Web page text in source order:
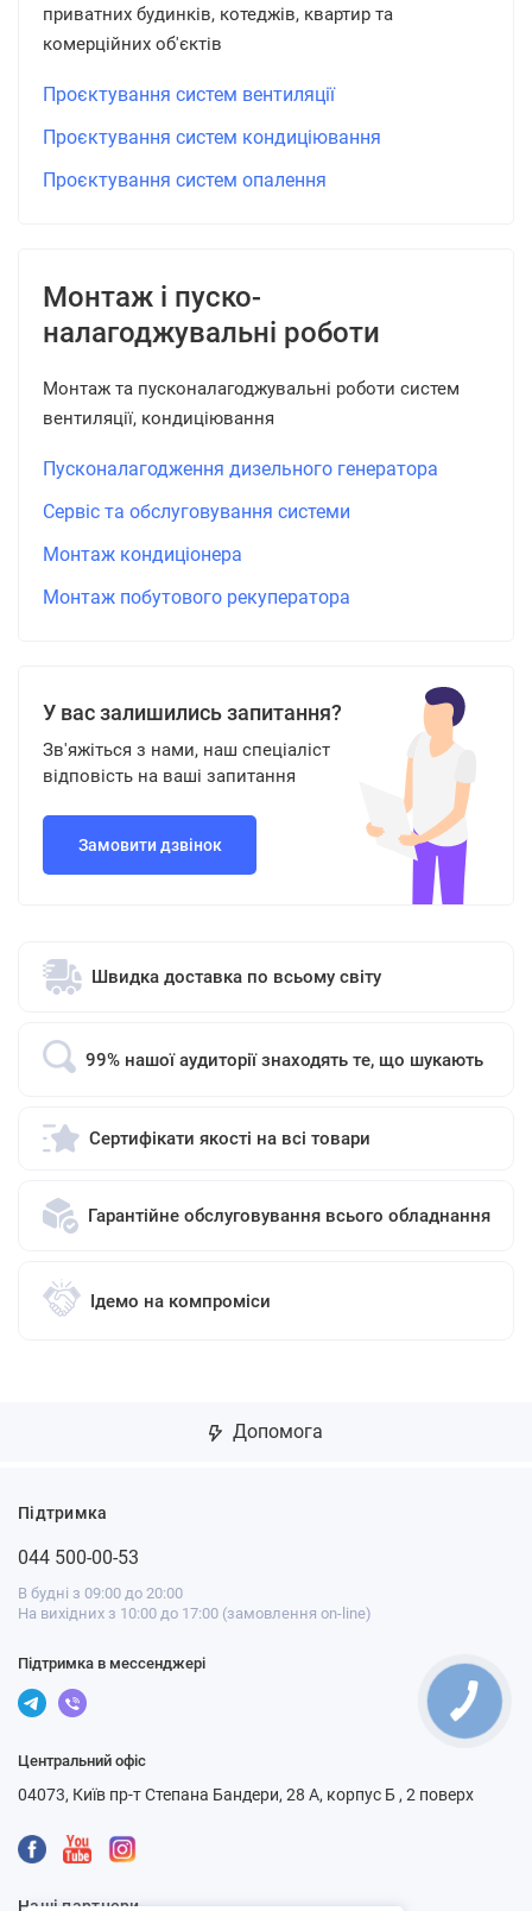
приватних будинків, котеджів, квартир та
комерційних об'єктів
Проєктування систем вентиляції
Проєктування систем кондиціювання
Проєктування систем опалення
Монтаж і пуско-
налагоджувальні роботи
Монтаж та пусконалагоджувальні роботи систем
вентиляції, кондиціювання
Пусконалагодження дизельного генератора
Сервіс та обслуговування системи
Монтаж кондиціонера
Монтаж побутового рекуператора
У вас залишились запитання?
Зв'яжіться з нами, наш спеціаліст
відповість на ваші запитання
Замовити дзвінок
Швидка доставка по всьому світу
99% нашої аудиторії знаходять те, що шукають
Сертифікати якості на всі товари
Гарантійне обслуговування всього обладнання
Ідемо на компроміси
Допомога
Підтримка
044 500-00-53
В будні з 09:00 до 20:00
На вихідних з 10:00 до 17:00 (замовлення on-line)
Підтримка в мессенджері
Центральний офіс
04073, Київ пр-т Степана Бандери, 28 А, корпус Б , 2 поверх
Наші партнери